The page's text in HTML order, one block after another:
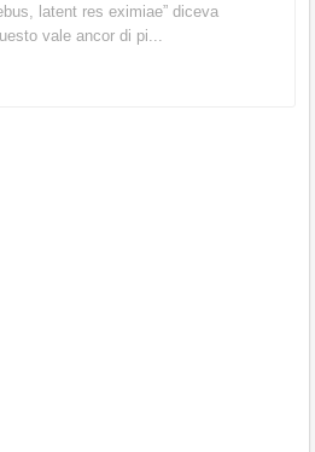
latent res eximiae” diceva
vale ancor di pi...